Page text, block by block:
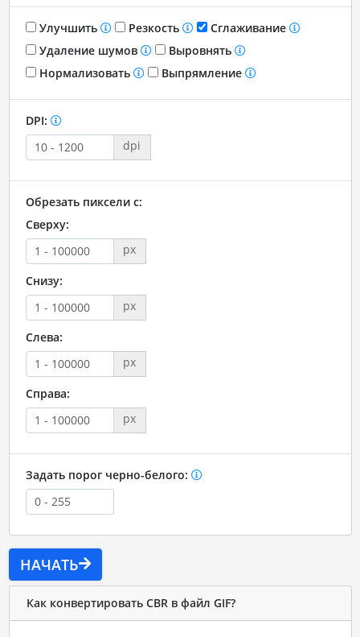
Улучшить Резкость
Сглаживание
Удаление шумов
Выровнять
Нормализовать
Выпрямление
DPI:
dpi
Обрезать пиксели с:
Сверху:
px
Снизу:
px
Слева:
px
Справа:
px
Задать порог черно-белого:
НАЧАТЬ
Как конвертировать CBR в файл GIF?